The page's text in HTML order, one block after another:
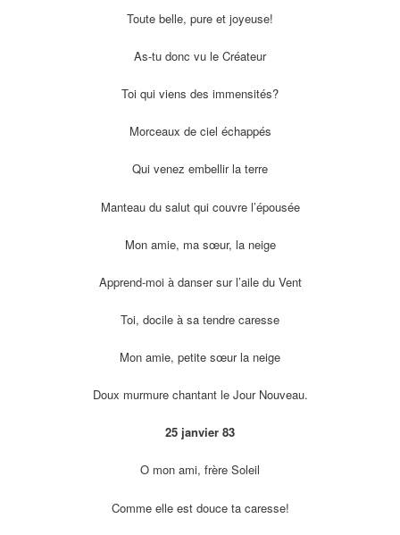
Toute belle, pure et joyeuse!
As-tu donc vu le Créateur
Toi qui viens des immensités?
Morceaux de ciel échappés
Qui venez embellir la terre
Manteau du salut qui couvre l’épousée
Mon amie, ma sœur, la neige
Apprend-moi à danser sur l’aile du Vent
Toi, docile à sa tendre caresse
Mon amie, petite sœur la neige
Doux murmure chantant le Jour Nouveau.
25 janvier 83
O mon ami, frère Soleil
Comme elle est douce ta caresse!